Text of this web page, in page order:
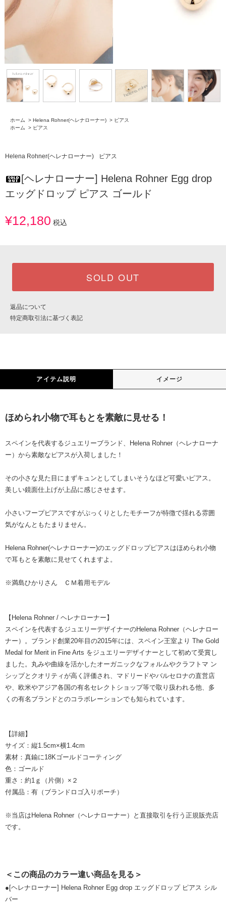
ホーム > Helena Rohner(ヘレナローナー) > ピアス
ホーム
> ピアス
Helena Rohner(ヘレナローナー) ピアス
[ヘレナローナー] Helena Rohner Egg drop
エッグドロップ ピアス ゴールド
¥12,180 税込
SOLD OUT
返品について
特定商取引法に基づく表記
アイテム説明 イメージ
ほめられ小物で耳もとを素敵に見せる！
スペインを代表するジュエリーブランド、Helena Rohner（ヘレナローナ
ー）から素敵なピアスが入荷しました！
その小さな見た目にまずキュンとしてしまいそうなほど可愛いピアス。
美しい鏡面仕上げが上品に感じさせます。
小さいフープピアスですがぷっくりとしたモチーフが特徴で揺れる雰囲
気がなんともたまりません。
Helena Rohner(ヘレナローナー)のエッグドロップピアスはほめられ小物
で耳もとを素敵に見せてくれますよ。
※満島ひかりさん ＣＭ着用モデル
【Helena Rohner / ヘレナローナー】
スペインを代表するジュエリーデザイナーのHelena Rohner（ヘレナロー
ナー）。ブランド創業20年目の2015年には、スペイン王室より The Gold
Medal for Merit in Fine Arts をジュエリーデザイナーとして初めて受賞し
ました。丸みや曲線を活かしたオーガニックなフォルムやクラフトマ ン
シップとクオリティが高く評価され、マドリードやバルセロナの直営店
や、欧米やアジア各国の有名セレクトショップ等で取り扱われる他、多
くの有名ブランドとのコラボレーションでも知られています。
【詳細】
サイズ：縦1.5cm×横1.4cm
素材：真鍮に18Kゴールドコーティング
色：ゴールド
重さ：約1ｇ（片側）×２
付属品：有（ブランドロゴ入りポーチ）
※当店はHelena Rohner（ヘレナローナー）と直接取引を行う正規販売店
です。
＜この商品のカラー違い商品を見る＞
● [ヘレナローナー] Helena Rohner Egg drop エッグドロップ ピアス シル
バー